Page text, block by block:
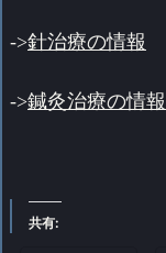
->針治療の情報
->鍼灸治療の情報
共有: